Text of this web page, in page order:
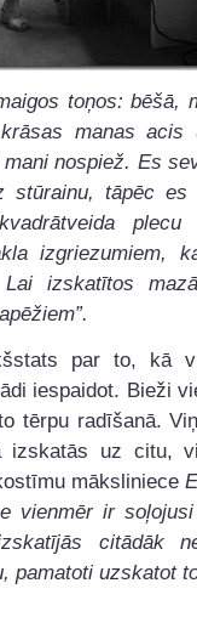
toņos: bēšā,
manas acis
nospiež. Es
stūrainu, tāpēc es
plecu
izgriezumiem,
izskatītos
par to, kā
iespaidot. Bieži
tērpu radīšanā.
izskatās uz citu,
māksliniece
vienmēr ir
citādāk
pamatoti uzskatot